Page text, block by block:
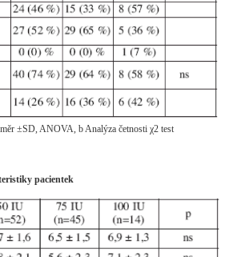
±SD, ANOVA, b Analýza četnosti χ2 test
pacientek